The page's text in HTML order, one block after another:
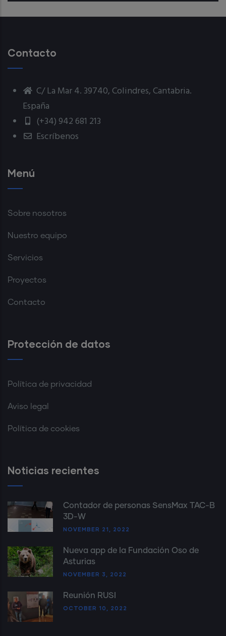
Contacto
C/ La Mar 4. 39740, Colindres, Cantabria.
España
(+34) 942 681 213
Escríbenos
Menú
Sobre nosotros
Nuestro equipo
Servicios
Proyectos
Contacto
Protección de datos
Política de privacidad
Aviso legal
Política de cookies
Noticias recientes
Contador de personas SensMax TAC-B
3D-W
NOVEMBER 21, 2022
Nueva app de la Fundación Oso de
Asturias
NOVEMBER 3, 2022
Reunión RUSI
OCTOBER 10, 2022